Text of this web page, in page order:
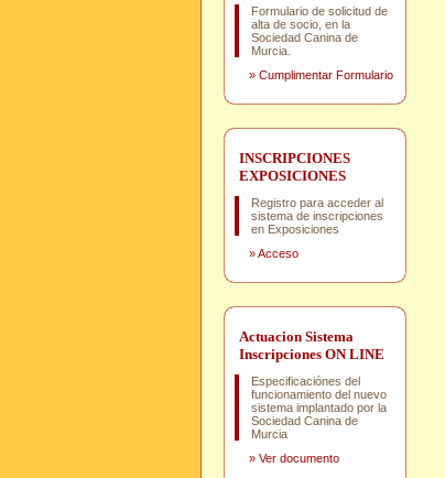
Formulario de solicitud de
alta de socio, en la
Sociedad Canina de
Murcia.
» Cumplimentar Formulario
INSCRIPCIONES
EXPOSICIONES
Registro para acceder al
sistema de inscripciones
en Exposiciones
»Acceso
Actuacion Sistema
Inscripciones ON LINE
Especificaciónes del
funcionamiento del nuevo
sistema implantado por la
Sociedad Canina de
Murcia
» Ver documento